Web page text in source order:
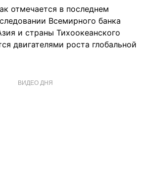
отмечается в последнем
Всемирного банка
и страны Тихоокеанского
двигателями роста глобальной
ВИДЕО ДНЯ